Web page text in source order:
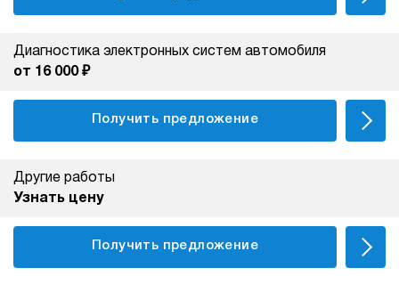
Диагностика электронных систем автомобиля
от 16 000 ₽
Получить предложение
Другие работы
Узнать цену
Получить предложение